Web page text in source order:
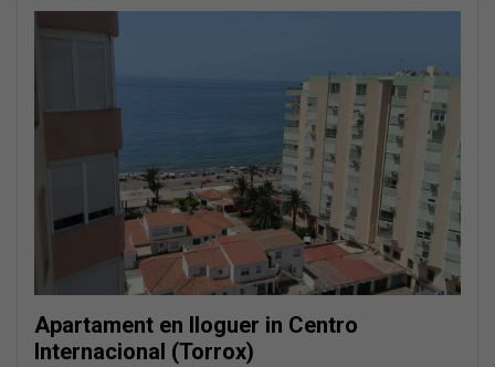
Apartament en lloguer in Centro
Internacional (Torrox)